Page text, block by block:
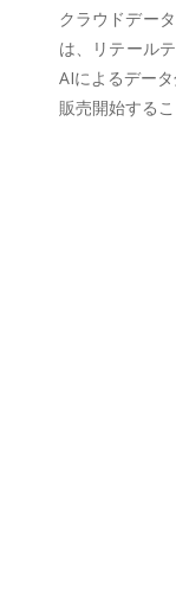
クラウドデー
は、リテール
AIによるデー
販売開始する